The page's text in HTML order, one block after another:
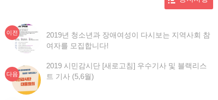
글
탐
색
이전
이
전
글:
2019년 청소년과 장애여성이 다시보는 지역사회 참
여자를 모집합니다!
다음
2019 시민감시단 [새로고침] 우수기사 및 블랙리스
트 기사 (5,6월)